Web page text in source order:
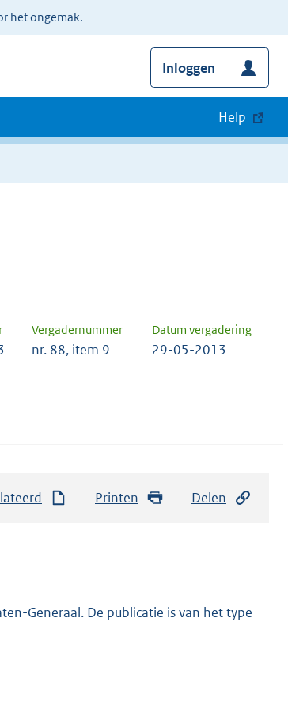
het ongemak.
Inloggen
Help
Vergadernummer Datum vergadering
nr. 88, item 9 29-05-2013
Printen Delen
Generaal. De publicatie is van het type